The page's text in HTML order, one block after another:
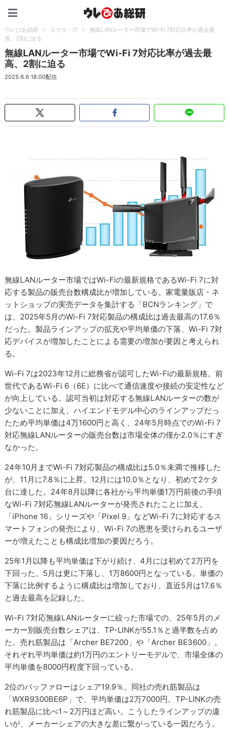
ウレぴあ総研 > スマホ・IT >
無線LANルーター市場でWi-Fi 7対応比率が過去最
高、2割に迫る
無線LANルーター市場でWi-Fi 7対応比率が過去最
高、2割に迫る
2025.6.6 18:00配信
無線LANルーター市場ではWi-Fiの最新規格であるWi-Fi 7に対
応する製品の販売台数構成比が増加している。家電量販店・ネ
ットショップの実売データを集計する「BCNランキング」で
は、2025年5月のWi-Fi 7対応製品の構成比は過去最高の17.6％
だった。製品ラインアップの拡充や平均単価の下落、Wi-Fi 7対
応デバイスが増加したことによる需要の増加が要因と考えられ
る。
Wi-Fi 7は2023年12月に総務省が認可したWi-Fiの最新規格。前
世代であるWi-Fi 6（6E）に比べて通信速度や接続の安定性など
が向上している。認可当初は対応する無線LANルーターの数が
少ないことに加え、ハイエンドモデル中心のラインアップだっ
たため平均単価は4万1600円と高く、24年5月時点でのWi-Fi 7
対応無線LANルーターの販売台数は市場全体の僅か2.0％にすぎ
なかった。
24年10月までWi-Fi 7対応製品の構成比は5.0％未満で推移した
が、11月に7.8％に上昇。12月には10.0％となり、初めて2ケタ
台に達した。24年8月以降に各社から平均単価1万円前後の手頃
なWi-Fi 7対応無線LANルーターが発売されたことに加え、
「iPhone 16」シリーズや「Pixel 9」などWi-Fi 7に対応するス
マートフォンの発売により、Wi-Fi 7の恩恵を受けられるユーザ
ーが増えたことも構成比増加の要因だろう。
25年1月以降も平均単価は下がり続け、4月には初めて2万円を
下回った。5月は更に下落し、1万8600円となっている。単価の
下落に比例するように構成比は増加しており、直近5月は17.6％
と過去最高を記録した。
Wi-Fi 7対応無線LANルーターに絞った市場での、25年5月のメ
ーカー別販売台数シェアは、TP-LINKが55.1％と過半数を占め
た。売れ筋製品は「Archer BE7200」や「Archer BE3600」。
それぞれ平均単価は約1万円のエントリーモデルで、市場全体の
平均単価を8000円程度下回っている。
2位のバッファローはシェア19.9％。同社の売れ筋製品は
「WXR9300BE6P」で、平均単価は2万7000円。TP-LINKの売
れ筋製品に比べ1～2万円ほど高い。こうしたラインアップの違
いが、メーカーシェアの大きな差に繋がっている一因だろう。